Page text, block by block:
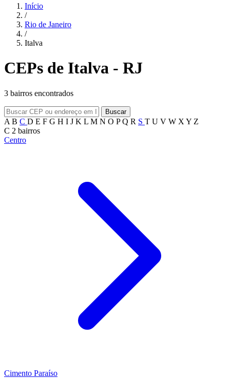
Início
/
Rio de Janeiro
/
Italva
CEPs de Italva - RJ
3 bairros encontrados
Buscar
A B C D E F G H I J K L M N O PQ R S T U V W X Y Z
C 2 bairros
Centro
Cimento Paraíso